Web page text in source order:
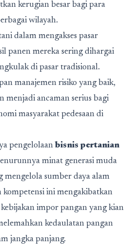
kerugian besar bagi para
wilayah.
dalam mengakses pasar
panen mereka sering dihargai
di pasar tradisional.
manajemen risiko yang baik,
menjadi ancaman serius bagi
masyarakat pedesaan di
pengelolaan bisnis pertanian
minat generasi muda
sumber daya alam
kompetensi ini mengakibatkan
impor pangan yang kian
kedaulatan pangan
jangka panjang.